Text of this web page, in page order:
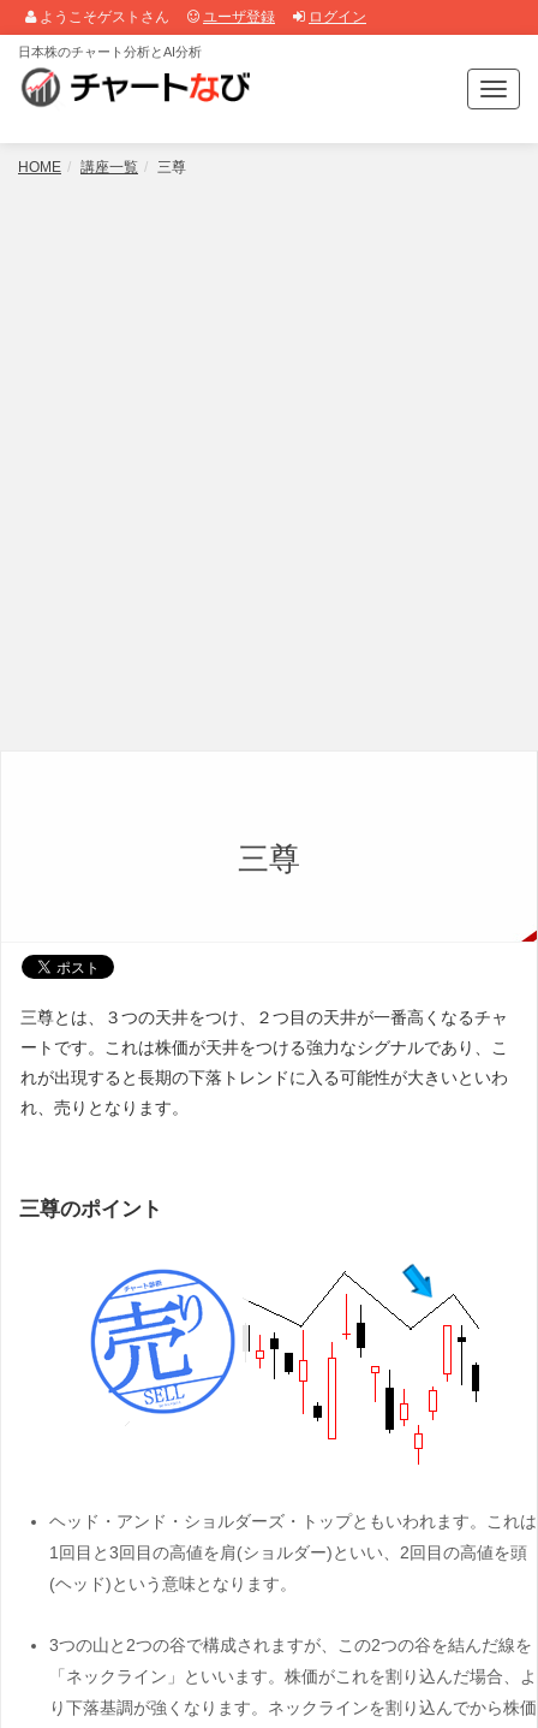
ようこそゲストさん ユーザ登録 ログイン
T
o
g
日本株のチャート分析とAI分析
HOME 講座一覧 三尊
三尊
三尊とは、３つの天井をつけ、２つ目の天井が一番高くなるチャ
ートです。これは株価が天井をつける強力なシグナルであり、こ
れが出現すると長期の下落トレンドに入る可能性が大きいといわ
れ、売りとなります。
三尊のポイント
ヘッド・アンド・ショルダーズ・トップともいわれます。これは
1回目と3回目の高値を肩(ショルダー)といい、2回目の高値を頭
(ヘッド)という意味となります。
3つの山と2つの谷で構成されますが、この2つの谷を結んだ線を
「ネックライン」といいます。株価がこれを割り込んだ場合、よ
り下落基調が強くなります。ネックラインを割り込んでから株価